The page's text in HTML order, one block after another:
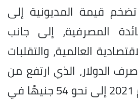
قيمة المديونية إلى
المصرفية، إلى جانب
العالمية، والتقلبات
الدولار، الذي ارتفع من
15.7 جنيه في عام 2021 إلى نحو 54 جنيهًا في